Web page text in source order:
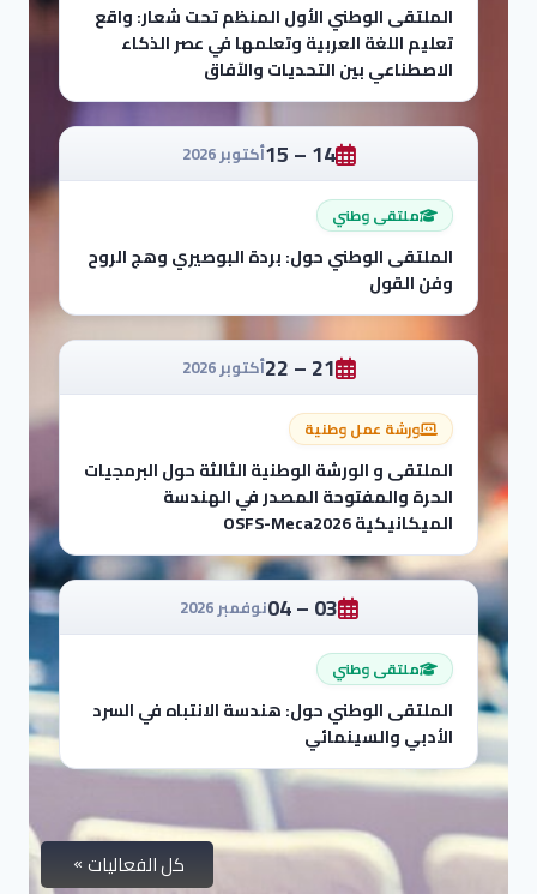
الملتقى الوطني الأول المنظم تحت شعار: واقع
تعليم اللغة العربية وتعلمها في عصر الذكاء
الاصطناعي بين التحديات والآفاق
14 – 15 أكتوبر 2026
ملتقى وطني
الملتقى الوطني حول: بردة البوصيري وهج الروح
وفن القول
21 – 22 أكتوبر 2026
ورشة عمل وطنية
الملتقى و الورشة الوطنية الثالثة حول البرمجيات
الحرة والمفتوحة المصدر في الهندسة
الميكانيكية OSFS-Meca2026
03 – 04 نوفمبر 2026
ملتقى وطني
الملتقى الوطني حول: هندسة الانتباه في السرد
الأدبي والسينمائي
كل الفعاليات